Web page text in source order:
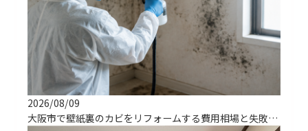
2026/08/09
大阪市で壁紙裏のカビをリフォームする費用相場と失敗しない方法